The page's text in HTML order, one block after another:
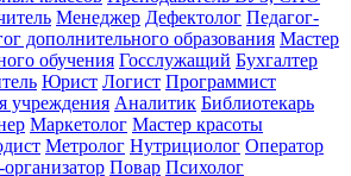
Менеджер Дефектолог Педагог-
дополнительного образования Мастер
обучения Госслужащий Бухгалтер
Юрист Логист Программист
учреждения Аналитик Библиотекарь
Маркетолог Мастер красоты
Метролог Нутрициолог Оператор
Повар Психолог